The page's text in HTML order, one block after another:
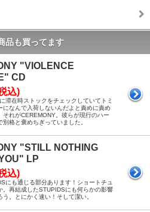
品も買ってます
"VIOLENCE
CD
込)
滞在時ストックをチェックしていてトミ
になんで入荷しないんだよと責めに責め
それがCEREMONY。彼らが現行のハー
別格と褒めちぎっていました。
"STILL NOTHING
LP
込)
にも通じる部分あります！ショートチュ
。再結成したSTUPIDSにも何らかの影響
う。とにかく速い！そして潔い。